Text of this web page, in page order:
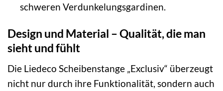
schweren Verdunkelungsgardinen.
Design und Material – Qualität, die man
sieht und fühlt
Die Liedeco Scheibenstange „Exclusiv“ überzeugt
nicht nur durch ihre Funktionalität, sondern auch